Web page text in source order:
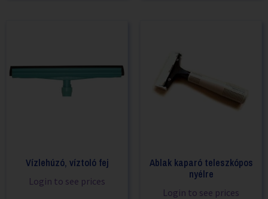
Vízlehúzó, víztoló fej
Login to see prices
Ablak kaparó teleszkópos
nyélre
Login to see prices